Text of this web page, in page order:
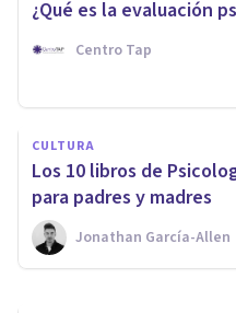
¿Qué es la evaluación
Centro Tap
CULTURA
Los 10 libros de
para padres y madres
Jonathan García-Allen
Grisel
gestionar el
hijos pequeños
Psicología Y Mente